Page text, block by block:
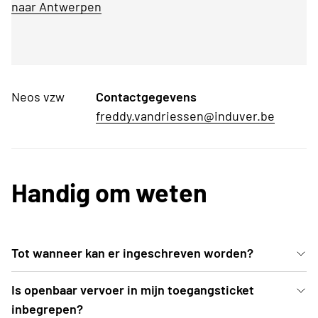
naar Antwerpen
Neos vzw
Contactgegevens
freddy.vandriessen@induver.be
Handig om weten
Tot wanneer kan er ingeschreven worden?
Inschrijven kan uiterlijk t.e.m. vrijdag 6 maart 2026
of tot zolang de voorraad strekt.
Is openbaar vervoer in mijn toegangsticket
inbegrepen?